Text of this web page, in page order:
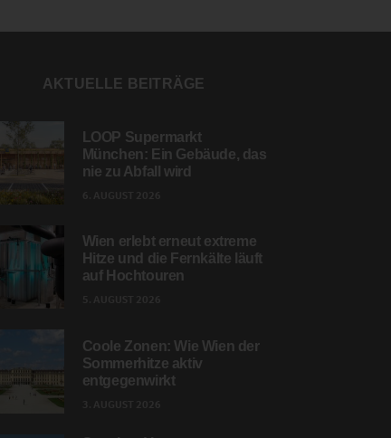
AKTUELLE BEITRÄGE
LOOP Supermarkt
München: Ein Gebäude, das
nie zu Abfall wird
Wien erlebt erneut extreme
Hitze und die Fernkälte läuft
auf Hochtouren
Coole Zonen: Wie Wien der
Sommerhitze aktiv
entgegenwirkt